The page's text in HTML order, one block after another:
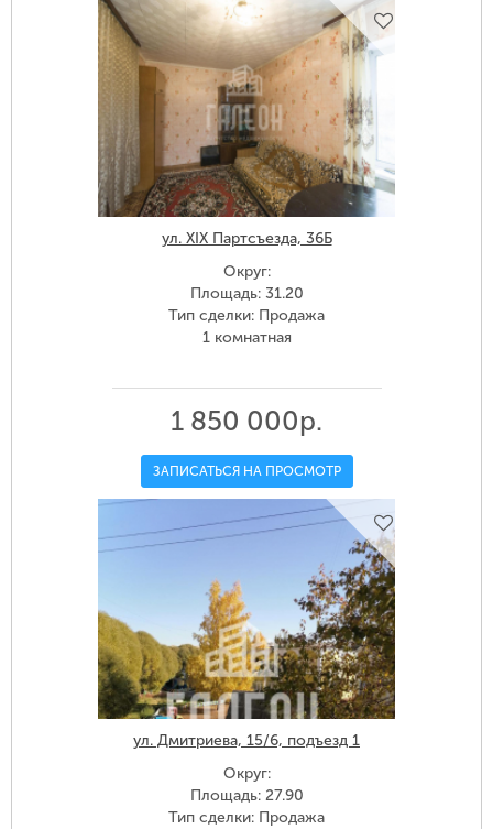
ул. XIX Партсъезда, 36Б
Округ:
Площадь: 31.20
Тип сделки: Продажа
1 комнатная
1 850 000р.
ЗАПИСАТЬСЯ НА ПРОСМОТР
ул. Дмитриева, 15/6, подъезд 1
Округ:
Площадь: 27.90
Тип сделки: Продажа